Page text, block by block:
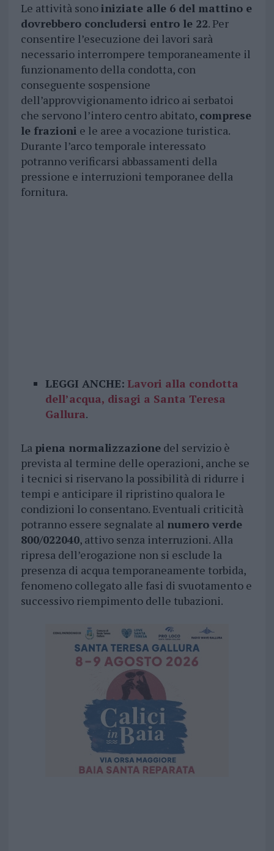
Le attività sonoiniziate alle 6 del mattino e
dovrebbero concludersi entro le 22. Per
consentire l’esecuzione dei lavori sarà
necessario interrompere temporaneamente il
funzionamento della condotta, con
conseguente sospensione
dell’approvvigionamento idrico ai serbatoi
che servono l’intero centro abitato, comprese
le frazioni e le aree a vocazione turistica.
Durante l’arco temporale interessato
potranno verificarsi abbassamenti della
pressione e interruzioni temporanee della
fornitura.
LEGGI ANCHE: Lavori alla condotta
dell’acqua, disagi a Santa Teresa
Gallura.
La piena normalizzazionedel servizio è
prevista al termine delle operazioni, anche se
i tecnici si riservano la possibilità di ridurre i
tempi e anticipare il ripristino qualora le
condizioni lo consentano. Eventuali criticità
potranno essere segnalate al numero verde
800/022040, attivo senza interruzioni. Alla
ripresa dell’erogazione non si esclude la
presenza di acqua temporaneamente torbida,
fenomeno collegato alle fasi di svuotamento e
successivo riempimento delle tubazioni.